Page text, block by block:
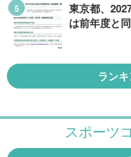
東京都、
は前年度と
ラン